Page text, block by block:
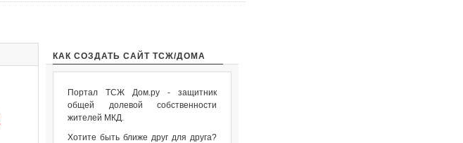
КАК СОЗДАТЬ САЙТ ТСЖ/ДОМА
Портал ТСЖ Дом.ру - защитник
общей долевой собственности
жителей МКД.
Хотите быть ближе друг для друга?